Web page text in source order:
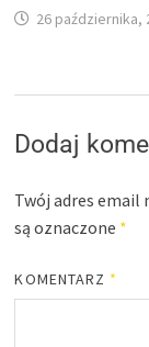
26 października,
Dodaj
Twój adres email
są oznaczone *
KOMENTARZ *